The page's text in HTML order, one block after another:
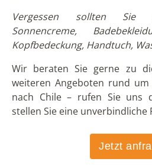
Vergessen sollten Sie
Sonnencreme,
Kopfbedeckung, Handtuch,
Wir beraten Sie gerne zu
weiteren Angeboten rund um
nach Chile – rufen Sie uns
stellen Sie eine unverbindliche
Jetzt